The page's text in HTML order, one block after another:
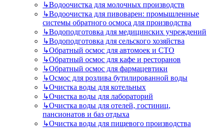
↳Водоочистка для молочных производств
↳Водоочистка для пивоварен: промышленные
системы обратного осмоса для производства
↳Водоподготовка для медицинских учреждений
↳Водоподготовка для сельского хозяйства
↳Обратный осмос для автомоек и СТО
↳Обратный осмос для кафе и ресторанов
↳Обратный осмос для фармацевтики
↳Осмос для розлива бутилированной воды
↳Очистка воды для котельных
↳Очистка воды для лабораторий
↳Очистка воды для отелей, гостиниц,
пансионатов и баз отдыха
↳Очистка воды для пищевого производства